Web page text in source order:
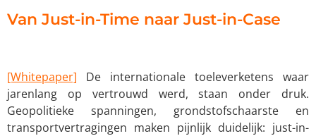
Van Just-in-Time naar Just-in-Case
[Whitepaper] De internationale toeleverketens waar
jarenlang op vertrouwd werd, staan onder druk.
Geopolitieke spanningen, grondstofschaarste en
transportvertragingen maken pijnlijk duidelijk: just-in-